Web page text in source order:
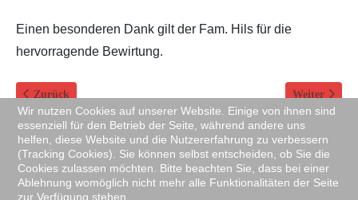
Einen besonderen Dank gilt der Fam. Hils für die
hervorragende Bewirtung.
Vorheriger Beitrag: 31. Dezember 2021 Silvesterwanderung zum
Zurück Nächster
Weiter
Copyright © 2009-2026. All Rights Reserved. Designed by
Wir nutzen Cookies auf unserer Website. Einige von ihnen sind
essenziell für den Betrieb der Seite, während andere uns
helfen, diese Website und die Nutzererfahrung zu verbessern
(Tracking Cookies). Sie können selbst entscheiden, ob Sie die
Cookies zulassen möchten. Bitte beachten Sie, dass bei einer
Ablehnung womöglich nicht mehr alle Funktionalitäten der Seite
zur Verfügung stehen.